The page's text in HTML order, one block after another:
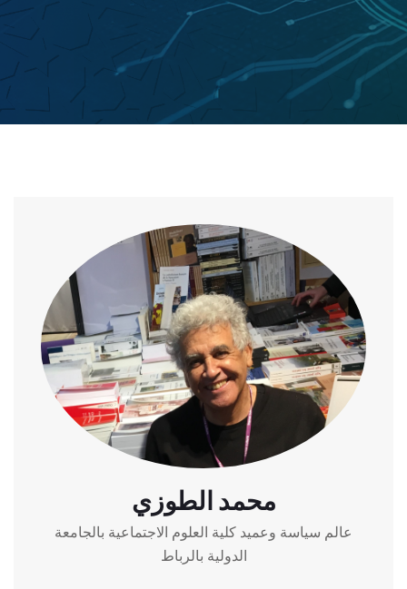
محمد الطوزي
عالم سياسة وعميد كلية العلوم الاجتماعية بالجامعة
الدولية بالرباط